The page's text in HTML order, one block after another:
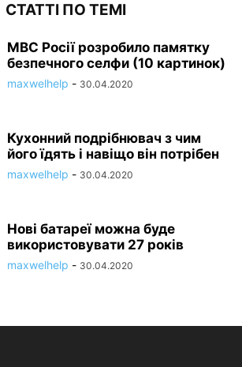
СТАТТІ ПО ТЕМІ
МВС Росії розробило памятку
безпечного селфи (10 картинок)
maxwelhelp - 30.04.2020
Кухонний подрібнювач з чим
його їдять і навіщо він потрібен
maxwelhelp - 30.04.2020
Нові батареї можна буде
використовувати 27 років
maxwelhelp - 30.04.2020